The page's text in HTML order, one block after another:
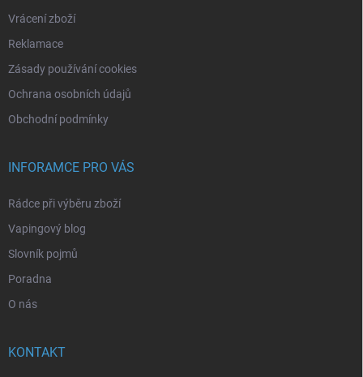
Vrácení zboží
Reklamace
Zásady používání cookies
Ochrana osobních údajů
Obchodní podmínky
INFORAMCE PRO VÁS
Rádce při výběru zboží
Vapingový blog
Slovník pojmů
Poradna
O nás
KONTAKT